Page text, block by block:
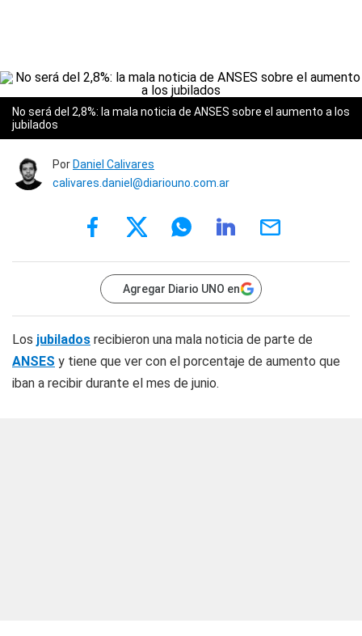
No será del 2,8%: la mala noticia de ANSES sobre el aumento a los
jubilados
Por Daniel Calivares
calivares.daniel@diariouno.com.ar
Agregar Diario UNO en
Los jubilados recibieron una mala noticia de parte de
ANSES y tiene que ver con el porcentaje de aumento que
iban a recibir durante el mes de junio.